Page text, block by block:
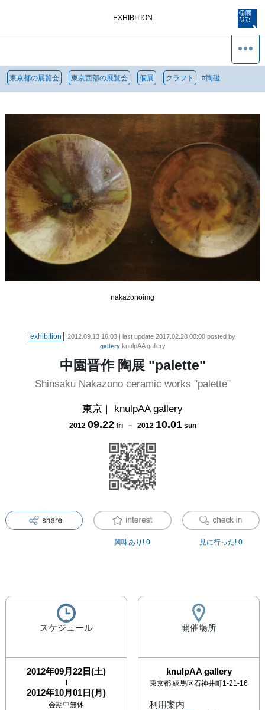
EXHIBITION
東京都の展覧会 東京西部の展覧会 個展 クラフト #陶磁
nakazonoimg
exhibition 2012.09.13 16:03 | last update 2017.02.28 00:00 posted by
gallery knulpAA gallery
中園晋作 陶展 "palette"
Shinsaku Nakazono ceramic works "palette"
東京 | knulpAA gallery
2012 09.22 fri－ 2012 10.01 sun
興味あり! 0 見に行った! 0
スケジュール
2012年09月22日(土)
|
2012年10月01日(月)
会期中無休
開催場所
knulpAA gallery
東京都 練馬区石神井町1-21-16
利用案内